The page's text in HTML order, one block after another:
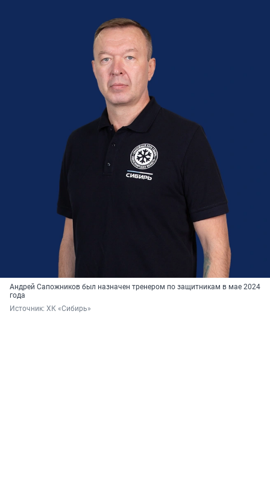
Андрей Сапожников был назначен тренером по защитникам в мае 2024
года
Источник: ХК «Сибирь»